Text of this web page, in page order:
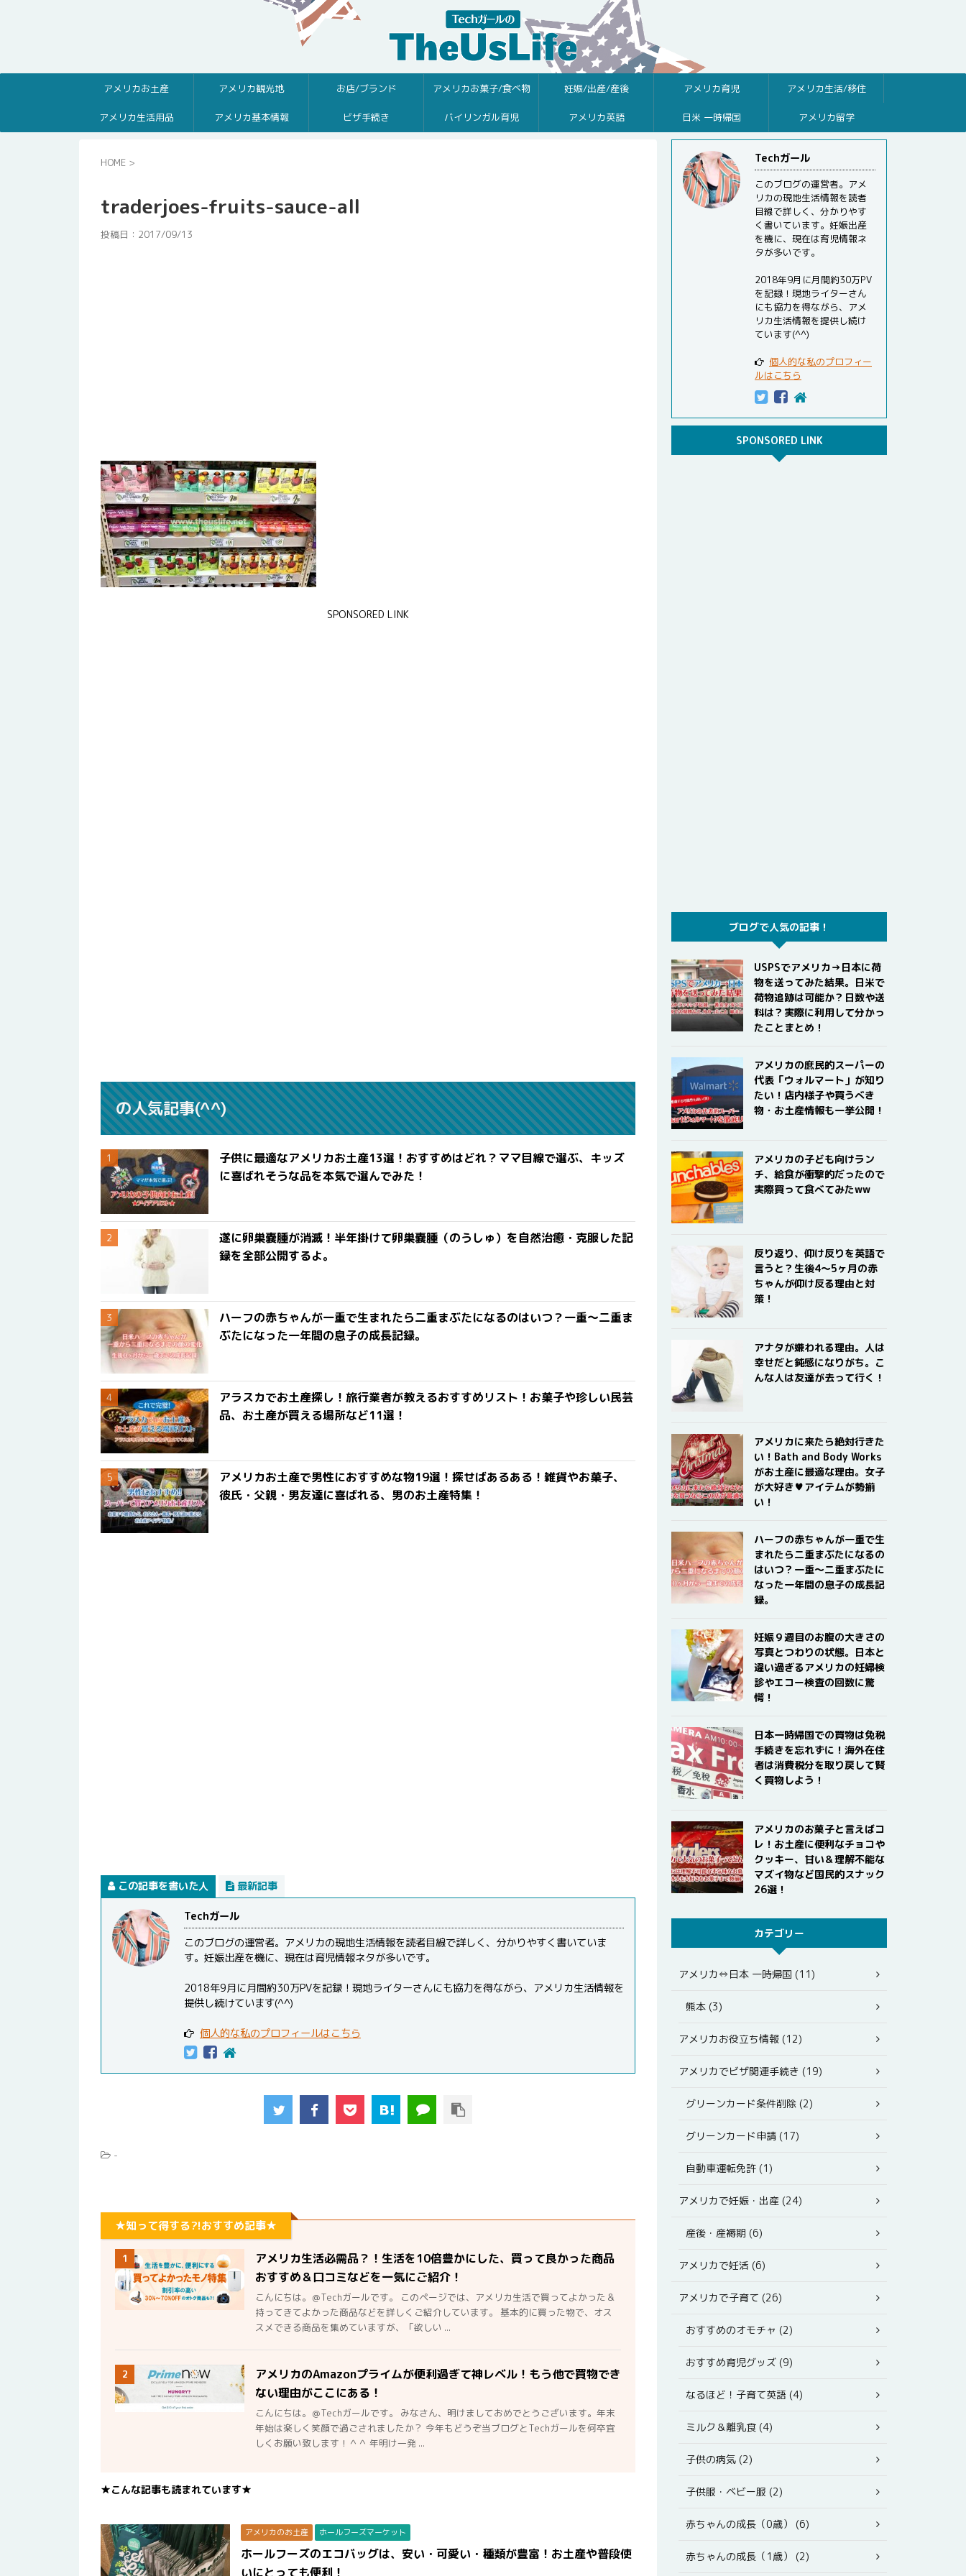
アメリカお土産 アメリカ観光地 お店/ブランド アメリカお菓子/食べ物 妊娠/出産/産後 アメリカ育児 アメリカ生活/移住
アメリカ生活用品 アメリカ基本情報 ビザ手続き バイリンガル育児 アメリカ英語 日米 一時帰国 アメリカ留学
HOME >
traderjoes-fruits-sauce-all
投稿日： 2017/09/13
SPONSORED LINK
の人気記事(^^)
子供に最適なアメリカお土産13選！おすすめはどれ？ママ目線で選ぶ、キッズ
に喜ばれそうな品を本気で選んでみた！
遂に卵巣嚢腫が消滅！半年掛けて卵巣嚢腫（のうしゅ）を自然治癒・克服した記
録を全部公開するよ。
ハーフの赤ちゃんが一重で生まれたら二重まぶたになるのはいつ？一重〜二重ま
ぶたになった一年間の息子の成長記録。
アラスカでお土産探し！旅行業者が教えるおすすめリスト！お菓子や珍しい民芸
品、お土産が買える場所など11選！
アメリカお土産で男性におすすめな物19選！探せばあるある！雑貨やお菓子、
彼氏・父親・男友達に喜ばれる、男のお土産特集！
この記事を書いた人 最新記事
Techガール
このブログの運営者。アメリカの現地生活情報を読者目線で詳しく、分かりやすく書いていま
す。妊娠出産を機に、現在は育児情報ネタが多いです。
2018年9月に月間約30万PVを記録！現地ライターさんにも協力を得ながら、アメリカ生活情報を
提供し続けています(^^)
個人的な私のプロフィールはこちら
-
★知って得する?!おすすめ記事★
1
アメリカ生活必需品？！生活を10倍豊かにした、買って良かった商品
おすすめ＆口コミなどを一気にご紹介！
こんにちは。＠Techガールです。 このページでは、アメリカ生活で買ってよかった＆
持ってきてよかった商品などを詳しくご紹介しています。 基本的に買った物で、オス
スメできる商品を集めていますが、「欲しい ...
2
アメリカのAmazonプライムが便利過ぎて神レベル！もう他で買物でき
ない理由がここにある！
こんにちは。＠Techガールです。 みなさん、明けましておめでとうございます。年末
年始は楽しく笑顔で過ごされましたか？ 今年もどうぞ当ブログとTechガールを何卒宜
しくお願い致します！＾＾ 年明け一発 ...
★こんな記事も読まれています★
アメリカのお土産 ホールフーズマーケット
ホールフーズのエコバッグは、安い・可愛い・種類が豊富！お土産や普段使
いにとっても便利！
Techガール
このブログの運営者。アメ
リカの現地生活情報を読者
目線で詳しく、分かりやす
く書いています。妊娠出産
を機に、現在は育児情報ネ
タが多いです。
2018年9月に月間約30万PV
を記録！現地ライターさん
にも協力を得ながら、アメ
リカ生活情報を提供し続け
ています(^^)
個人的な私のプロフィー
ルはこちら
SPONSORED LINK
ブログで人気の記事！
USPSでアメリカ→日本に荷
物を送ってみた結果。日米で
荷物追跡は可能か？日数や送
料は？実際に利用して分かっ
たことまとめ！
アメリカの庶民的スーパーの
代表「ウォルマート」が知り
たい！店内様子や買うべき
物・お土産情報も一挙公開！
アメリカの子ども向けラン
チ、給食が衝撃的だったので
実際買って食べてみたww
反り返り、仰け反りを英語で
言うと？生後4〜5ヶ月の赤
ちゃんが仰け反る理由と対
策！
アナタが嫌われる理由。人は
幸せだと鈍感になりがち。こ
んな人は友達が去って行く！
アメリカに来たら絶対行きた
い！Bath and Body Works
がお土産に最適な理由。女子
が大好き♥アイテムが勢揃
い！
ハーフの赤ちゃんが一重で生
まれたら二重まぶたになるの
はいつ？一重〜二重まぶたに
なった一年間の息子の成長記
録。
妊娠９週目のお腹の大きさの
写真とつわりの状態。日本と
違い過ぎるアメリカの妊婦検
診やエコー検査の回数に驚
愕！
日本一時帰国での買物は免税
手続きを忘れずに！海外在住
者は消費税分を取り戻して賢
く買物しよう！
アメリカのお菓子と言えばコ
レ！お土産に便利なチョコや
クッキー、甘い＆理解不能な
マズイ物など国民的スナック
26選！
カテゴリー
アメリカ⇔日本 一時帰国 (11)
熊本 (3)
アメリカお役立ち情報 (12)
アメリカでビザ関連手続き (19)
グリーンカード条件削除 (2)
グリーンカード申請 (17)
自動車運転免許 (1)
アメリカで妊娠・出産 (24)
産後・産褥期 (6)
アメリカで妊活 (6)
アメリカで子育て (26)
おすすめのオモチャ (2)
おすすめ育児グッズ (9)
なるほど！子育て英語 (4)
ミルク＆離乳食 (4)
子供の病気 (2)
子供服・ベビー服 (2)
赤ちゃんの成長（0歳） (6)
赤ちゃんの成長（1歳） (2)